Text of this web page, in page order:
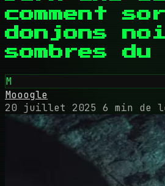
comment
donjons
sombres du
M
Mooogle
20 juillet 2025 6 min de